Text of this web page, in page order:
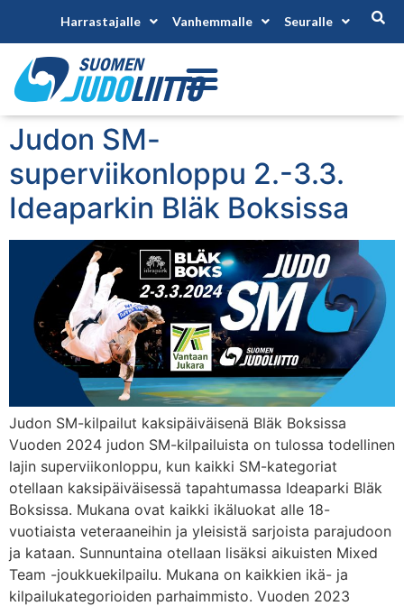
Harrastajalle Vanhemmalle Seuralle
Judon SM-
superviikonloppu 2.-3.3.
Ideaparkin Bläk Boksissa
Judon SM-kilpailut kaksipäiväisenä Bläk Boksissa
Vuoden 2024 judon SM-kilpailuista on tulossa todellinen
lajin superviikonloppu, kun kaikki SM-kategoriat
otellaan kaksipäiväisessä tapahtumassa Ideaparki Bläk
Boksissa. Mukana ovat kaikki ikäluokat alle 18-
vuotiaista veteraaneihin ja yleisistä sarjoista parajudoon
ja kataan. Sunnuntaina otellaan lisäksi aikuisten Mixed
Team -joukkuekilpailu. Mukana on kaikkien ikä- ja
kilpailukategorioiden parhaimmisto. Vuoden 2023